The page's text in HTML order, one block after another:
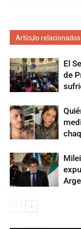
Artículo relacionados
El
de